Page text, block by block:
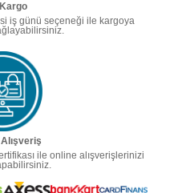
Kargo
iş günü seçeneği ile kargoya
ile online alışverişlerinizi